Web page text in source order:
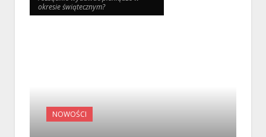
okresie świątecznym?
NOWOŚCI
okresie świątecznym?